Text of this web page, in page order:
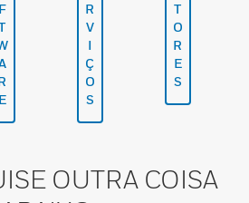
F
E
R
V
I
Ç
O
S
T
O
R
E
S
OUTRA COISA